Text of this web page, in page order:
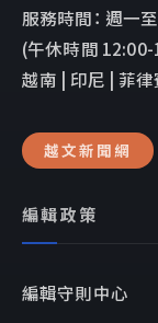
服務時間： 週一
(午休時間
越南 | 印尼 | 菲
越文新聞網
編輯政策
編輯守則中心